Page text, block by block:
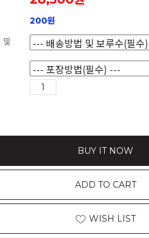
200원
및
BUY IT NOW
ADD TO CART
WISH LIST